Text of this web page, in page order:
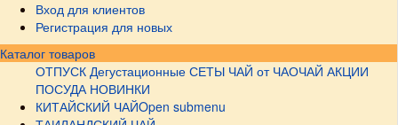
Вход для клиентов
Регистрация для новых
Каталог товаров
ОТПУСК Дегустационные СЕТЫ ЧАЙ от ЧАОЧАЙ АКЦИИ
ПОСУДА НОВИНКИ
КИТАЙСКИЙ ЧАЙOpen submenu